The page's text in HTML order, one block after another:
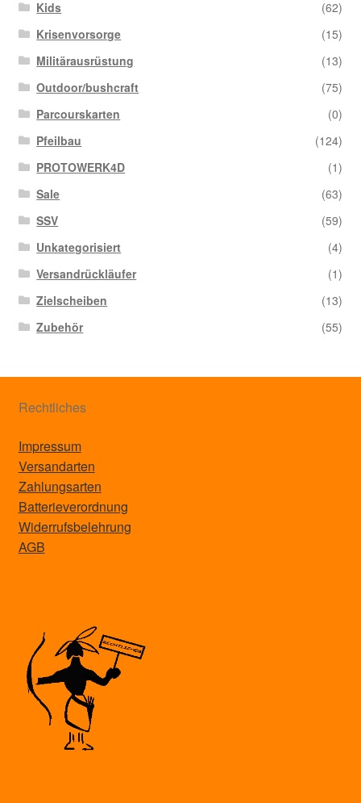
Kids
(62)
Krisenvorsorge
(15)
Militärausrüstung
(13)
Outdoor/bushcraft
(75)
Parcourskarten
(0)
Pfeilbau
(124)
PROTOWERK4D
(1)
Sale
(63)
SSV
(59)
Unkategorisiert
(4)
Versandrückläufer
(1)
Zielscheiben
(13)
Zubehör
(55)
Rechtliches
Impressum
Versandarten
Zahlungsarten
Batterieverordnung
Widerrufsbelehrung
AGB